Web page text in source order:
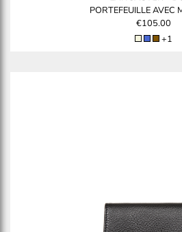
PORTEFEUILLE AVEC
€105.00
+1